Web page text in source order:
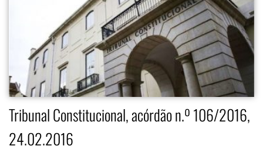
Tribunal Constitucional, acórdão n.º 106/2016,
24.02.2016